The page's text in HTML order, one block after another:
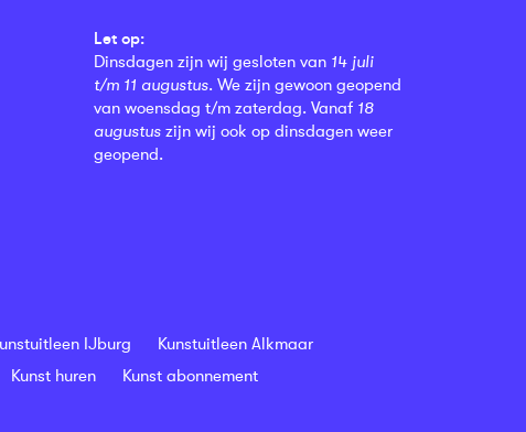
Let op:
Dinsdagen zijn wij gesloten van 14 juli
t/m 11 augustus. We zijn gewoon geopend
van woensdag t/m zaterdag. Vanaf 18
augustus zijn wij ook op dinsdagen weer
geopend.
IJburg
Kunstuitleen Alkmaar
Kunst huren Kunst abonnement